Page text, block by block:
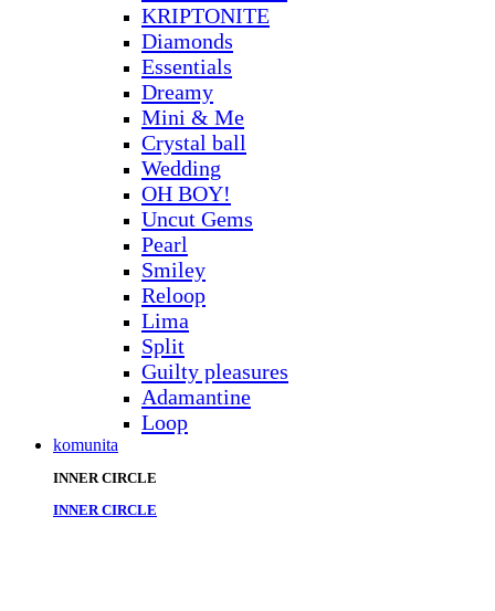
KRIPTONITE
Diamonds
Essentials
Dreamy
Mini & Me
Crystal ball
Wedding
OH BOY!
Uncut Gems
Pearl
Smiley
Reloop
Lima
Split
Guilty pleasures
Adamantine
Loop
komunita
INNER CIRCLE
INNER CIRCLE